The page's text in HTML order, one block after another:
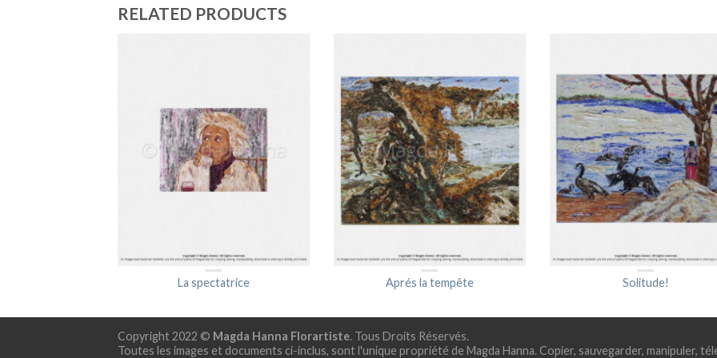
RELATED PRODUCTS
La spectatrice Aprés la tempête Solitude!
Copyright 2022 © Magda Hanna Florartiste. Tous Droits Réservés.
Toutes les images et documents ci-inclus, sont l'unique propriété de Magda Hanna. Copier, sauvegarder, manipuler,